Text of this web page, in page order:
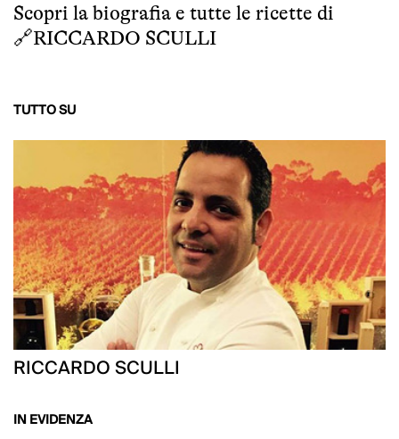
Scopri la biografia e tutte le ricette di
🔗RICCARDO SCULLI
TUTTO SU
RICCARDO SCULLI
IN EVIDENZA